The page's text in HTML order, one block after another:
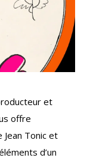
et
offre
Jean Tonic et
d’un